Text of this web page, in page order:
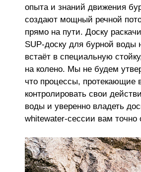
опыта и знаний движения
создают мощный речной
прямо на пути. Доску
SUP-доску для бурной воды
встаёт в специальную
на колено. Мы не будем
что процессы, протекающие
контролировать свои
воды и уверенно владеть
whitewater-сессии вам точно